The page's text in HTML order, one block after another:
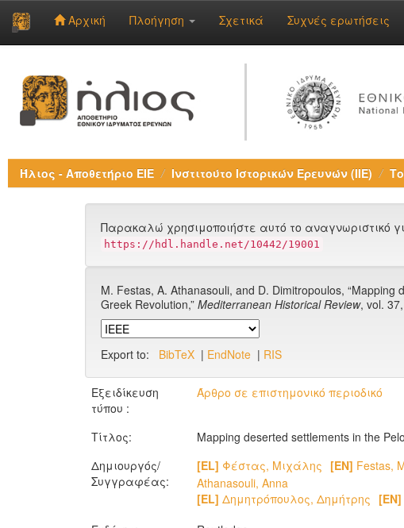
navigation
Αρχική Πλοήγηση Σχετικά Συχνές ερωτήσεις
Ήλιος - Αποθετήριο ΕΙΕ Ινστιτούτο Ιστορικών Ερευνών (ΙΙΕ)
Παρακαλώ χρησιμοποιήστε αυτό το αναγνωριστικό
https://hdl.handle.net/10442/19001
M. Festas, A. Athanasouli, and D. Dimitropoulos,
Greek Revolution,” Mediterranean Historical Review, vol.
Export to: BibTeX | EndNote | RIS
Εξειδίκευση
τύπου :
Άρθρο σε επιστημονικό περιοδικό
Τίτλος:
Mapping deserted settlements in the
Δημιουργός/
Συγγραφέας:
[EL] Φέστας, Μιχάλης [EN] Festas,
Athanasouli, Anna
[EL] Δημητρόπουλος, Δημήτρης [EN]